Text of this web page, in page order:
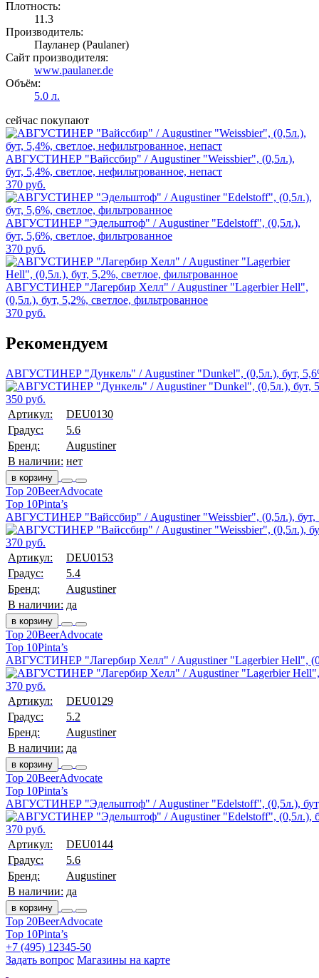
Плотность:
11.3
Производитель:
Пауланер (Paulaner)
Сайт производителя:
www.paulaner.de
Объём:
5.0 л.
сейчас покупают
АВГУСТИНЕР "Вайссбир" / Augustiner "Weissbier", (0,5л.),
бут, 5,4%, светлое, нефильтрованное, непаст
370 руб.
АВГУСТИНЕР "Эдельштоф" / Augustiner "Edelstoff", (0,5л.),
бут, 5,6%, светлое, фильтрованное
370 руб.
АВГУСТИНЕР "Лагербир Хелл" / Augustiner "Lagerbier Hell",
(0,5л.), бут, 5,2%, светлое, фильтрованное
370 руб.
Рекомендуем
АВГУСТИНЕР "Дункель" / Augustiner "Dunkel", (0,5л.), бут,
350 руб.
Артикул:
DEU0130
Градус:
5.6
Бренд:
Augustiner
В наличии: нет
в корзину
Top 20BeerAdvocate
Top 10Pinta’s
АВГУСТИНЕР "Вайссбир" / Augustiner "Weissbier", (0,5л.), бут,
370 руб.
Артикул:
DEU0153
Градус:
5.4
Бренд:
Augustiner
В наличии: да
в корзину
Top 20BeerAdvocate
Top 10Pinta’s
АВГУСТИНЕР "Лагербир Хелл" / Augustiner "Lagerbier Hell",
370 руб.
Артикул:
DEU0129
Градус:
5.2
Бренд:
Augustiner
В наличии: да
в корзину
Top 20BeerAdvocate
Top 10Pinta’s
АВГУСТИНЕР "Эдельштоф" / Augustiner "Edelstoff", (0,5л.), бут,
370 руб.
Артикул:
DEU0144
Градус:
5.6
Бренд:
Augustiner
В наличии: да
в корзину
Top 20BeerAdvocate
Top 10Pinta’s
+7 (495) 12345-50
Задать вопрос Магазины на карте